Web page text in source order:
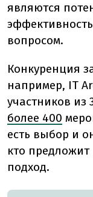
являются
вопросом.
Конкуренция
например, IT
участников из
более 400
есть выбор и
кто
подход.